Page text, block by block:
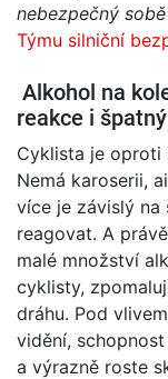
nebezpečný
Týmu silniční
Alkohol na
reakce i
Cyklista je oproti
Nemá karoserii,
více je závislý na
reagovat. A
malé množství
cyklisty,
dráhu. Pod
vidění,
a výrazně roste